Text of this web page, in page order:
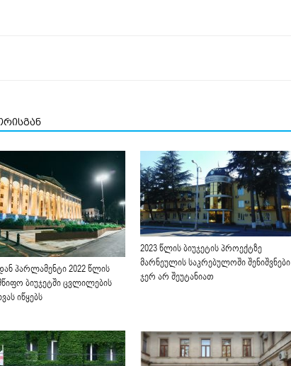
პარლამენტი 2022 წლის
ბიუჯეტში ცვლილების
იწყებს
2023 წლის ბიუჯეტის პროექტზე
მარნეულის საკრებულოში შენიშვნები
ჯერ არ შეუტანიათ